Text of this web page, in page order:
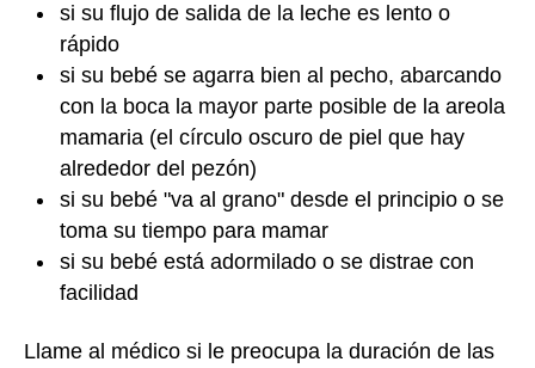
si su flujo de salida de la leche es lento o
rápido
si su bebé se agarra bien al pecho, abarcando
con la boca la mayor parte posible de la areola
mamaria (el círculo oscuro de piel que hay
alrededor del pezón)
si su bebé "va al grano" desde el principio o se
toma su tiempo para mamar
si su bebé está adormilado o se distrae con
facilidad
Llame al médico si le preocupa la duración de las